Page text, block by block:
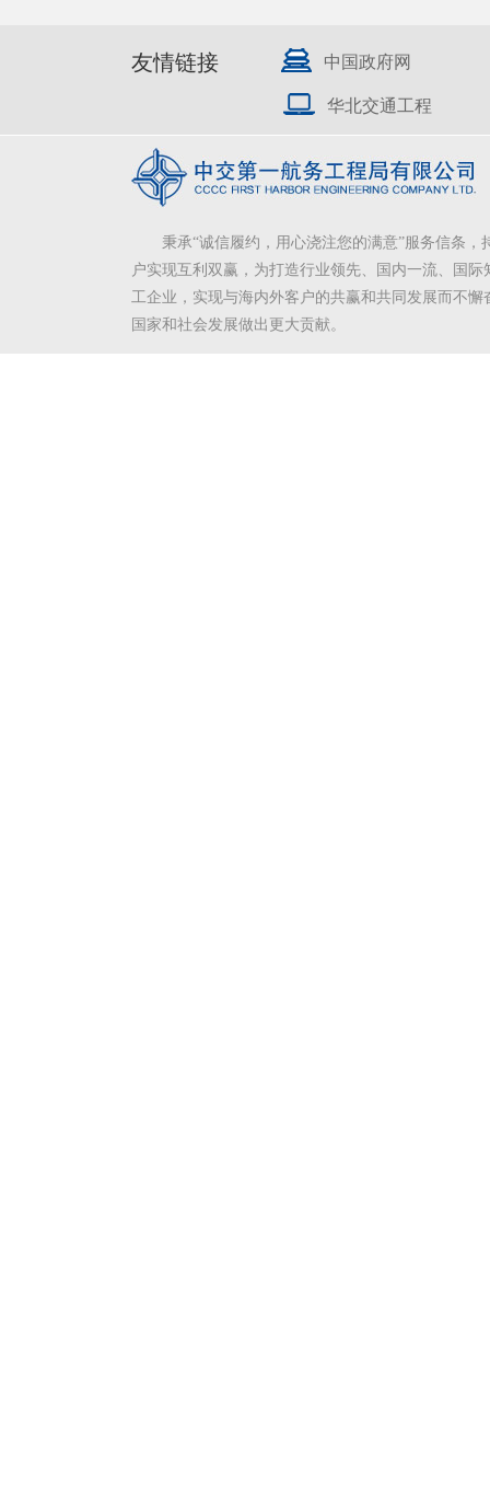
友情链接 中国政府网
华北交通工程
秉承“诚信履约，用心浇注您的满意”服务信条，
户实现互利双赢，为打造行业领先、国内一流、国际
工企业，实现与海内外客户的共赢和共同发展而不懈
国家和社会发展做出更大贡献。